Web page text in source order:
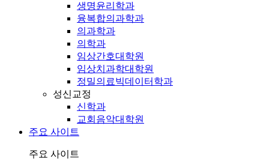
생명윤리학과
융복합의과학과
의과학과
의학과
임상간호대학원
임상치과학대학원
정밀의료빅데이터학과
성신교정
신학과
교회음악대학원
주요 사이트
주요 사이트